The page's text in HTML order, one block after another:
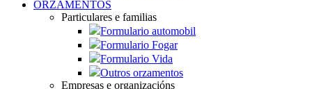
ORZAMENTOS
Particulares e familias
Formulario automobil
Formulario Fogar
Formulario Vida
Outros orzamentos
Empresas e organizacións